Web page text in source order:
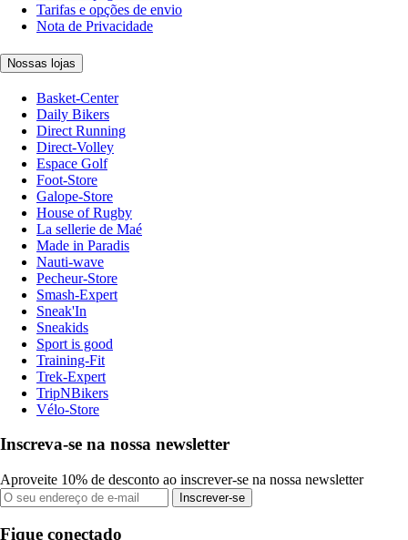
Tarifas e opções de envio
Nota de Privacidade
Nossas lojas
Basket-Center
Daily Bikers
Direct Running
Direct-Volley
Espace Golf
Foot-Store
Galope-Store
House of Rugby
La sellerie de Maé
Made in Paradis
Nauti-wave
Pecheur-Store
Smash-Expert
Sneak'In
Sneakids
Sport is good
Training-Fit
Trek-Expert
TripNBikers
Vélo-Store
Inscreva-se na nossa newsletter
Aproveite 10% de desconto ao inscrever-se na nossa newsletter
Inscrever-se
Fique conectado